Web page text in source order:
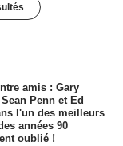
amis : Gary
Penn et Ed
l'un des meilleurs
années 90
oublié !